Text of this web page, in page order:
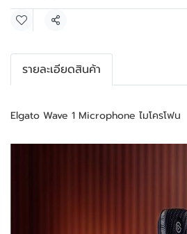
แชร์
รายละเอียดสินค้า
Elgato Wave 1 Microphone ไมโครโฟน